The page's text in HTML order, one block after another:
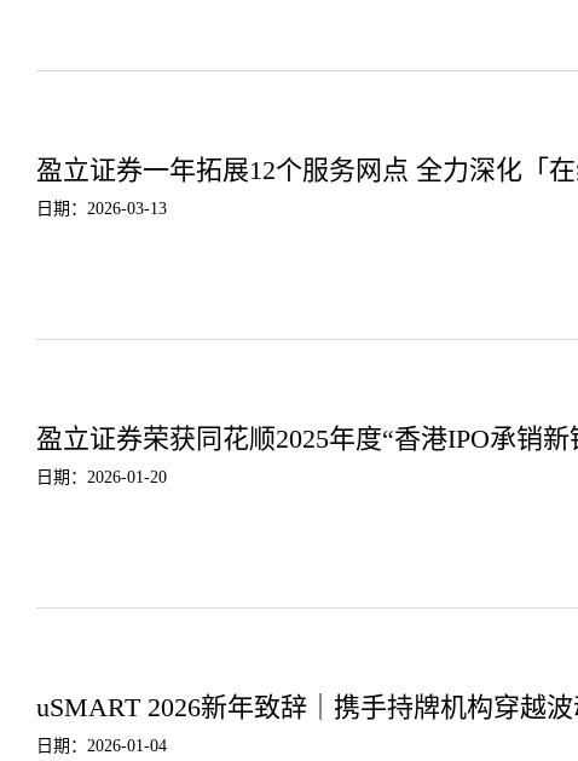
盈立证券一年拓展12个服务网点 全力深化「
日期：2026-03-13
盈立证券荣获同花顺2025年度“香港IPO承销新
日期：2026-01-20
uSMART 2026新年致辞｜携手持牌机构穿越
日期：2026-01-04